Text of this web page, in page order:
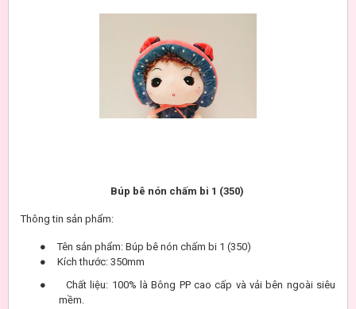
Búp bê nón chấm bi 1 (350)
Thông tin sản phẩm:
●
Tên sản phẩm: Búp bê nón chấm bi 1 (350)
●
Kích thước: 350mm
●
Chất liệu: 100% là Bông PP cao cấp và vải bên ngoài siêu
mềm.